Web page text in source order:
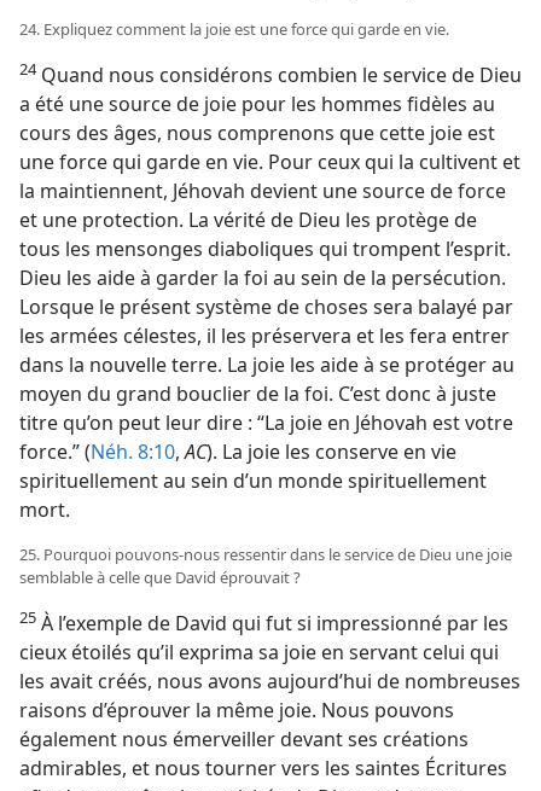
24. Expliquez comment la joie est une force qui garde en vie.
24Quand nous considérons combien le service de Dieu
a été une source de joie pour les hommes fidèles au
cours des âges, nous comprenons que cette joie est
une force qui garde en vie. Pour ceux qui la cultivent et
la maintiennent, Jéhovah devient une source de force
et une protection. La vérité de Dieu les protège de
tous les mensonges diaboliques qui trompent l’esprit.
Dieu les aide à garder la foi au sein de la persécution.
Lorsque le présent système de choses sera balayé par
les armées célestes, il les préservera et les fera entrer
dans la nouvelle terre. La joie les aide à se protéger au
moyen du grand bouclier de la foi. C’est donc à juste
titre qu’on peut leur dire : “La joie en Jéhovah est votre
force.” (Néh. 8:10,AC). La joie les conserve en vie
spirituellement au sein d’un monde spirituellement
mort.
25. Pourquoi pouvons-​nous ressentir dans le service de Dieu une joie
semblable à celle que David éprouvait ?
25 À l’exemple de David qui fut si impressionné par les
cieux étoilés qu’il exprima sa joie en servant celui qui
les avait créés, nous avons aujourd’hui de nombreuses
raisons d’éprouver la même joie. Nous pouvons
également nous émerveiller devant ses créations
admirables, et nous tourner vers les saintes Écritures